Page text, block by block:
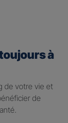
à
de votre vie et
de